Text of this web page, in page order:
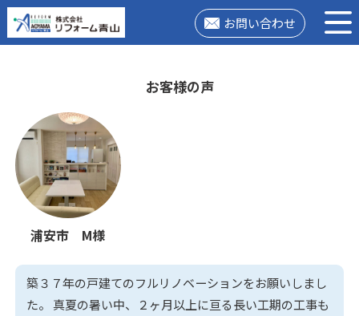
お問い合わせ
お客様の声
浦安市 M様
築３７年の戸建てのフルリノベーションをお願いしまし
た。 真夏の暑い中、２ヶ月以上に亘る長い工期の工事も